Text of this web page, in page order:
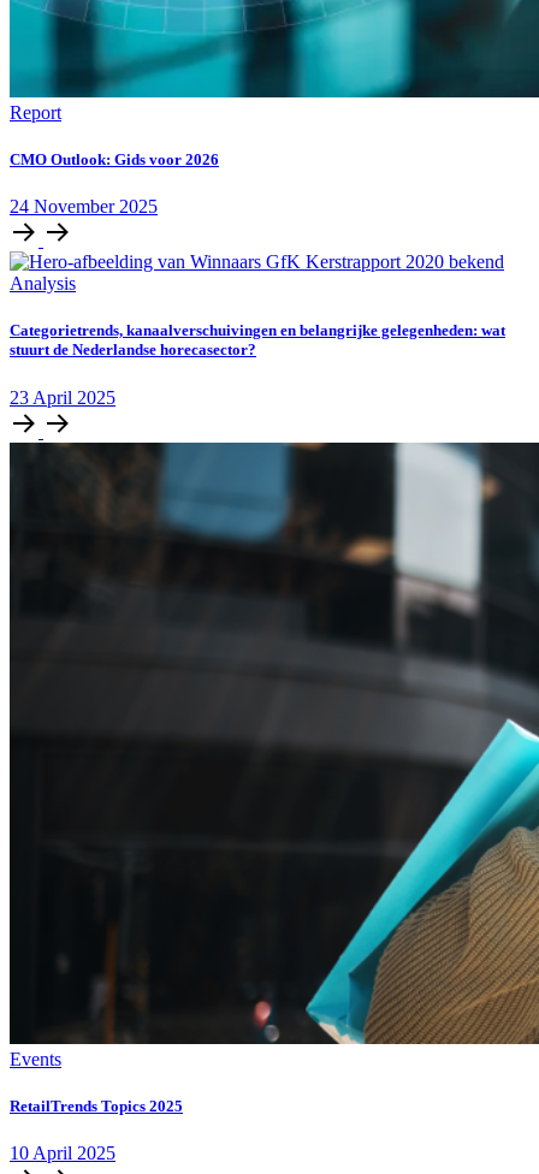
Report
CMO Outlook: Gids voor 2026
24 November 2025
Analysis
Categorietrends, kanaalverschuivingen en belangrijke gelegenheden: wat
stuurt de Nederlandse horecasector?
23 April 2025
Events
RetailTrends Topics 2025
10 April 2025